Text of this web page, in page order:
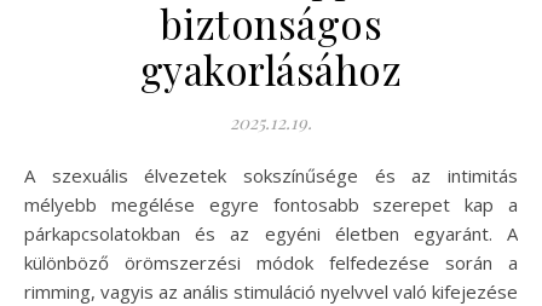
biztonságos
gyakorlásához
2025.12.19.
A szexuális élvezetek sokszínűsége és az intimitás
mélyebb megélése egyre fontosabb szerepet kap a
párkapcsolatokban és az egyéni életben egyaránt. A
különböző örömszerzési módok felfedezése során a
rimming, vagyis az anális stimuláció nyelvvel való kifejezése